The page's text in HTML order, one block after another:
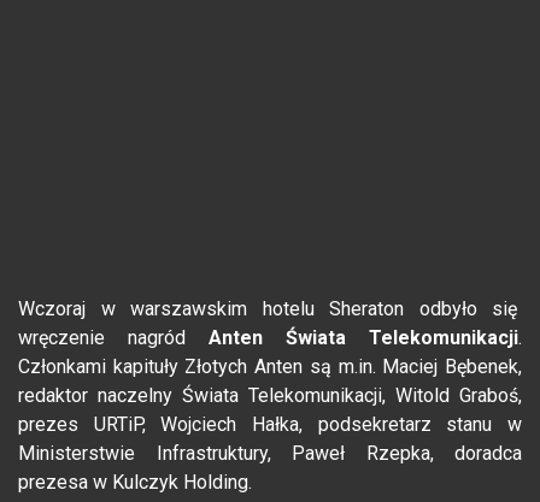
Wczoraj w warszawskim hotelu Sheraton odbyło się
wręczenie nagród Anten Świata Telekomunikacji.
Członkami kapituły Złotych Anten są m.in. Maciej Bębenek,
redaktor naczelny Świata Telekomunikacji, Witold Graboś,
prezes URTiP, Wojciech Hałka, podsekretarz stanu w
Ministerstwie Infrastruktury, Paweł Rzepka, doradca
prezesa w Kulczyk Holding.